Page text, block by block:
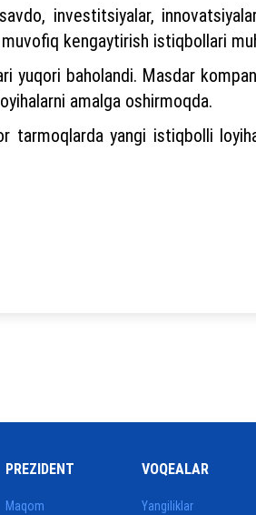
investitsiyalar,
kengaytirish istiqbollari
yuqori baholandi. Masdar
amalga oshirmoqda.
tarmoqlarda yangi istiqbolli
PREZIDENT
Maqom
VOQEALAR
Yangiliklar